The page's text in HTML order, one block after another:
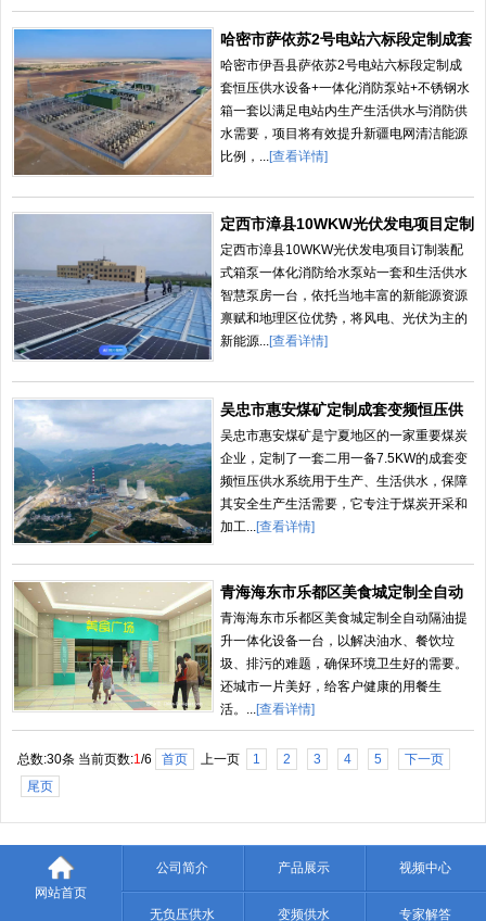
西北地区客户
华东地区客户
华北地区客户
东北地区客户
港澳台区客户
国外地区客户
哈密市萨依苏2号电站六标段定制成套
恒压供
哈密市伊吾县萨依苏2号电站六标段定制成
套恒压供水设备+一体化消防泵站+不锈钢水
箱一套以满足电站内生产生活供水与消防供
水需要，项目将有效提升新疆电网清洁能源
比例，...[查看详情]
定西市漳县10WKW光伏发电项目定制
装配
定西市漳县10WKW光伏发电项目订制装配
式箱泵一体化消防给水泵站一套和生活供水
智慧泵房一台，依托当地丰富的新能源资源
禀赋和地理区位优势，将风电、光伏为主的
新能源...[查看详情]
吴忠市惠安煤矿定制成套变频恒压供
水系统一
吴忠市惠安煤矿是宁夏地区的一家重要煤炭
企业，定制了一套二用一备7.5KW的成套变
频恒压供水系统用于生产、生活供水，保障
其安全生产生活需要，它专注于煤炭开采和
加工... [查看详情]
青海海东市乐都区美食城定制全自动
隔油提升
青海海东市乐都区美食城定制全自动隔油提
升一体化设备一台，以解决油水、餐饮垃
圾、排污的难题，确保环境卫生好的需要。
还城市一片美好，给客户健康的用餐生
活。...[查看详情]
总数:30条 当前页数:1/6 首页 上一页 1 2 3 4 5
下一页
尾页
网站首页
公司简介 产品展示 视频中心
无负压供水 变频供水 专家解答